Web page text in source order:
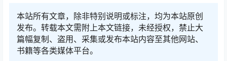
本站所有文章，除非特别说明或标注，均为本站原创
发布。转载本文需附上本文链接，未经授权，禁止大
篇幅复制、盗用、采集或发布本站内容至其他网站、
书籍等各类媒体平台。